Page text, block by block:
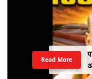
Read More